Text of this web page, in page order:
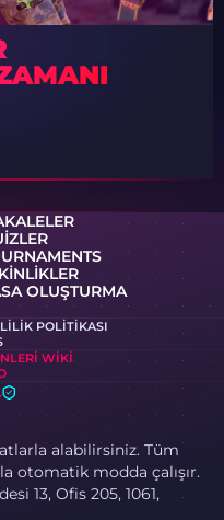
OLUŞTURMA
POLITIKASI
WIKI
alabilirsiniz. Tüm
otomatik modda çalışır.
13, Ofis 205, 1061,